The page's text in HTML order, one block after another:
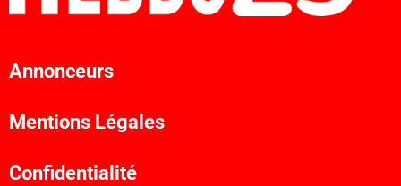
Annonceurs
Mentions Légales
Confidentialité